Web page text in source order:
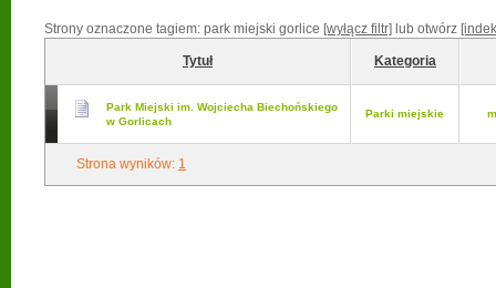
Strony oznaczone tagiem: park miejski gorlice [wyłącz filtr] lub otwórz
Tytuł Kategoria
Park Miejski im. Wojciecha Biechońskiego
w Gorlicach
Parki miejskie
Strona wyników: 1